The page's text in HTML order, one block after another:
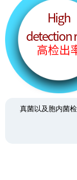
High
detection
高检出
真菌以及胞内菌